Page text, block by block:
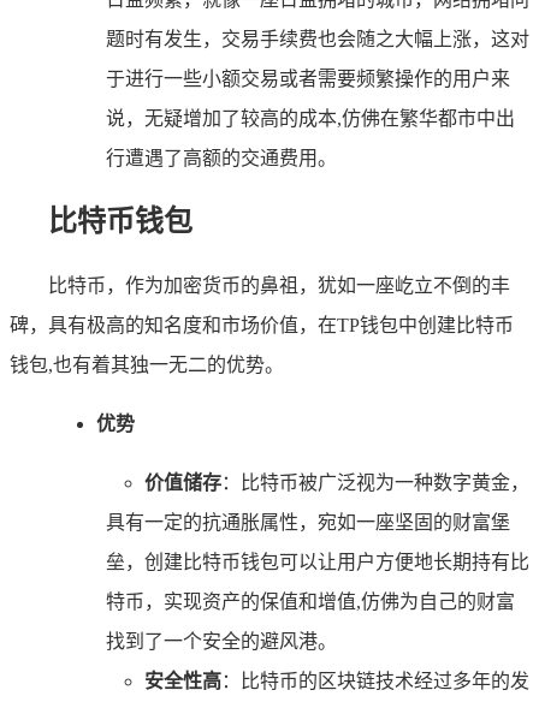
题时有发生，交易手续费也会随之大幅上涨，这对
于进行一些小额交易或者需要频繁操作的用户来
说，无疑增加了较高的成本,仿佛在繁华都市中出
行遭遇了高额的交通费用。
比特币钱包
比特币，作为加密货币的鼻祖，犹如一座屹立不倒的丰
碑，具有极高的知名度和市场价值，在TP钱包中创建比特币
钱包,也有着其独一无二的优势。
优势
价值储存：比特币被广泛视为一种数字黄金，
具有一定的抗通胀属性，宛如一座坚固的财富堡
垒，创建比特币钱包可以让用户方便地长期持有比
特币，实现资产的保值和增值,仿佛为自己的财富
找到了一个安全的避风港。
安全性高：比特币的区块链技术经过多年的发